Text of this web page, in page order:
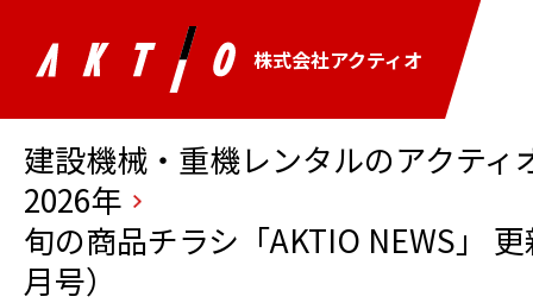
株式会社アクティオ
建設機械・重機レンタルのアクティ
2026年
旬の商品チラシ「AKTIO NEWS」
月号）